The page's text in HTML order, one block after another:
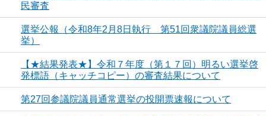
民審査
選挙公報（令和8年2月8日執行 第51回衆議院議員総選
挙）
【★結果発表★】令和７年度（第１７回）明るい選挙啓
発標語（キャッチコピー）の審査結果について
第27回参議院議員通常選挙の投開票速報について